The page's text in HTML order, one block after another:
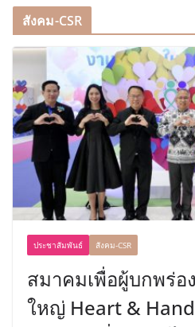
สังคม-CSR
ประชาสัมพันธ์ สังคม-CSR
สมาคมเพื่อผู้บกพร่อ
ใหญ่ Heart &